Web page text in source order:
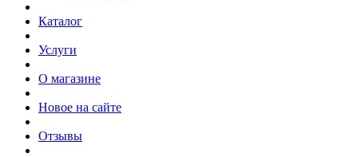
Каталог
Услуги
О магазине
Новое на сайте
Отзывы